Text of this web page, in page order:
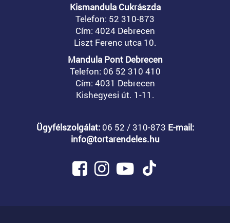
Kismandula Cukrászda
Telefon: 52 310-873
Cím: 4024 Debrecen
Liszt Ferenc utca 10.
Mandula Pont Debrecen
Telefon: 06 52 310 410
Cím: 4031 Debrecen
Kishegyesi út. 1-11.
Ügyfélszolgálat:06 52 / 310-873 E-mail:
info@tortarendeles.hu